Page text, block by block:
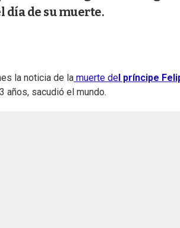
día de su muerte.
la noticia de la muerte de l príncipe
años, sacudió el mundo.